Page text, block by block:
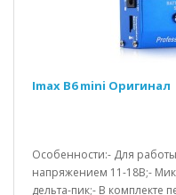
Imax B6 mini Оригинал
Особенности:- Для
напряжением 11-18В;-
дельта-пик;- В комплекте